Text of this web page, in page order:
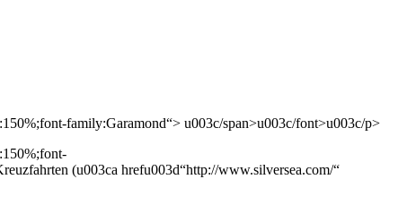
family:Garamond“> u003c/span>u003c/font>u003c/p>
(u003ca hrefu003d“http://www.silversea.com/“